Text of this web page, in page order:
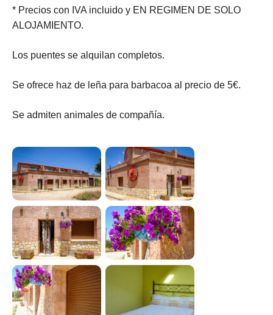
* Precios con IVA incluido y EN REGIMEN DE SOLO
ALOJAMIENTO.
Los puentes se alquilan completos.
Se ofrece haz de leña para barbacoa al precio de 5€.
Se admiten animales de compañía.